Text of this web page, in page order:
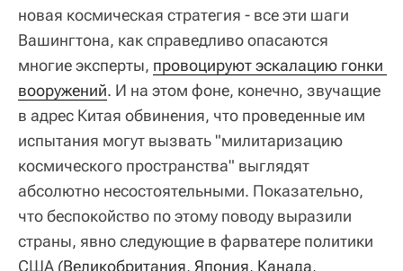
новая космическая стратегия - все эти шаги
Вашингтона, как справедливо опасаются
многие эксперты, провоцируют эскалацию гонки
вооружений. И на этом фоне, конечно, звучащие
в адрес Китая обвинения, что проведенные им
испытания могут вызвать "милитаризацию
космического пространства" выглядят
абсолютно несостоятельными. Показательно,
что беспокойство по этому поводу выразили
страны, явно следующие в фарватере политики
США (Великобритания, Япония, Канада,